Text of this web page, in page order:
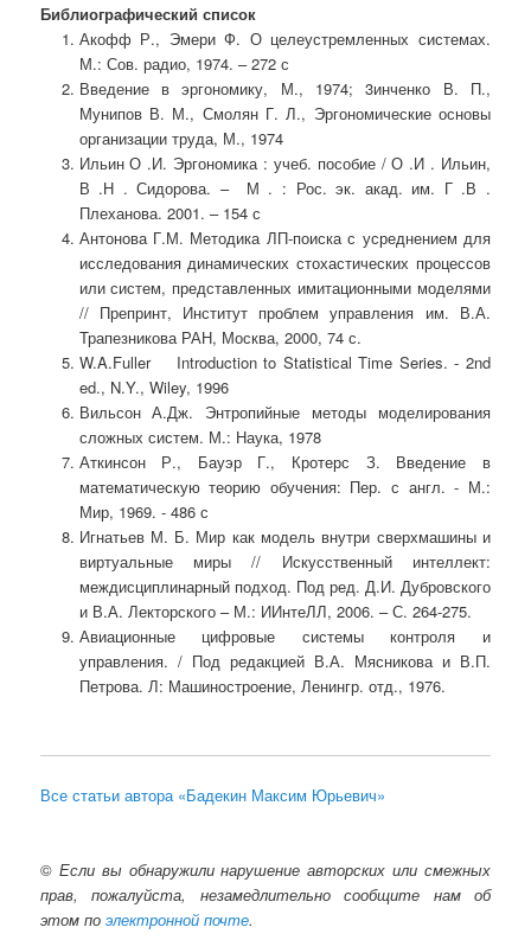
Библиографический список
Акофф Р., Эмери Ф. О целеустремленных системах.
М.: Сов. радио, 1974. – 272 с
Введение в эргономику, М., 1974; 3инченко В. П.,
Мунипов В. М., Смолян Г. Л., Эргономические основы
организации труда, М., 1974
Ильин О .И. Эргономика : учеб. пособие / О .И . Ильин,
В .Н . Сидорова. – М . : Рос. эк. акад. им. Г .В .
Плеханова. 2001. – 154 с
Антонова Г.М. Методика ЛП-поиска с усреднением для
исследования динамических стохастических процессов
или систем, представленных имитационными моделями
// Препринт, Институт проблем управления им. В.А.
Трапезникова РАН, Москва, 2000, 74 с.
W.A.Fuller Introduction to Statistical Time Series. - 2nd
ed., N.Y., Wiley, 1996
Вильсон А.Дж. Энтропийные методы моделирования
сложных систем. М.: Наука, 1978
Аткинсон Р., Бауэр Г., Кротерс З. Введение в
математическую теорию обучения: Пер. с англ. - М.:
Мир, 1969. - 486 с
Игнатьев М. Б. Мир как модель внутри сверхмашины и
виртуальные миры // Искусственный интеллект:
междисциплинарный подход. Под ред. Д.И. Дубровского
и В.А. Лекторского – М.: ИИнтеЛЛ, 2006. – С. 264-275.
Авиационные цифровые системы контроля и
управления. / Под редакцией В.А. Мясникова и В.П.
Петрова. Л: Машиностроение, Ленингр. отд., 1976.
Все статьи автора «Бадекин Максим Юрьевич»
© Если вы обнаружили нарушение авторских или смежных
прав, пожалуйста, незамедлительно сообщите нам об
этом поэлектронной почте.